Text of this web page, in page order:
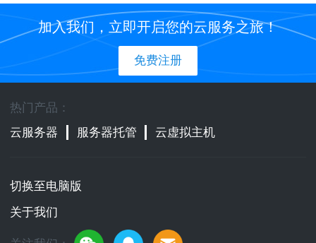
加入我们，立即开启您的云服务之旅！
免费注册
热门产品：
云服务器
服务器托管 云虚拟主机
切换至电脑版
关于我们